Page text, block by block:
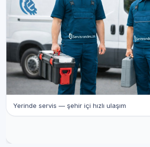
Yerinde servis — şehir içi hızlı ulaşım